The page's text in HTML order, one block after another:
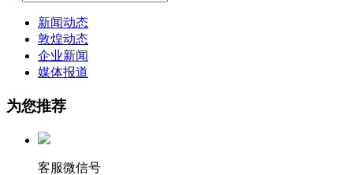
新闻动态
敦煌动态
企业新闻
媒体报道
为您推荐
客服微信号